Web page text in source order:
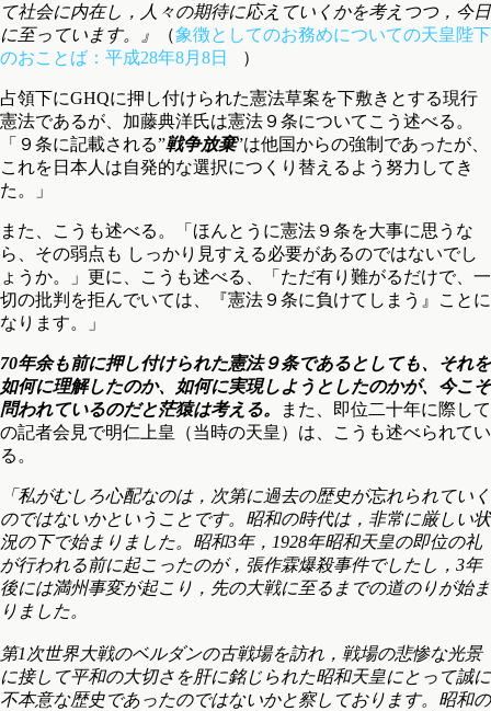
て社会に内在し，人々の期待に応えていくかを考えつつ，今日
に至っています。』
（象徴としてのお務めについての天皇陛下
のおことば：平成28年8月8日
）
占領下にGHQに押し付けられた憲法草案を下敷きとする現行
憲法であるが、加藤典洋氏は憲法９条についてこう述べる。
「９条に記載される”戦争放棄”は他国からの強制であったが、
これを日本人は自発的な選択につくり替えるよう努力してき
た。」
また、こうも述べる。「ほんとうに憲法９条を大事に思うな
ら、その弱点も しっかり見すえる必要があるのではないでし
ょうか。」更に、こうも述べる、「ただ有り難がるだけで、一
切の批判を拒んでいては、『憲法９条に負けてしまう』ことに
なります。」
70年余も前に押し付けられた憲法９条であるとしても、それを
如何に理解したのか、如何に実現しようとしたのかが、今こそ
問われているのだと茫猿は考える。
また、即位二十年に際して
の記者会見で明仁上皇（当時の天皇）は、こうも述べられてい
る。
「私がむしろ心配なのは，次第に過去の歴史が忘れられていく
のではないかということです。昭和の時代は，非常に厳しい状
況の下で始まりました。昭和3年，1928年昭和天皇の即位の礼
が行われる前に起こったのが，張作霖爆殺事件でしたし，3年
後には満州事変が起こり，先の大戦に至るまでの道のりが始ま
りました。
第1次世界大戦のベルダンの古戦場を訪れ，戦場の悲惨な光景
に接して平和の大切さを肝に銘じられた昭和天皇にとって誠に
不本意な歴史であったのではないかと察しております。昭和の